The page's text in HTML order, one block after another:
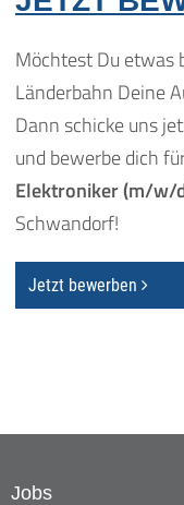
Möchtest Du etwas
Länderbahn Deine
Dann schicke uns
und bewerbe dich
Elektroniker (m/w/
Schwandorf!
Jetzt bewerben
Jobs